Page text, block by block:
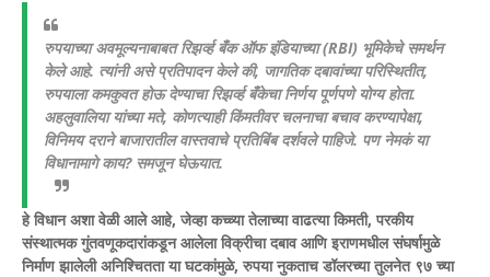
रुपयाच्या अवमूल्यनाबाबत रिझर्व्ह बँक ऑफ इंडियाच्या (RBI) भूमिकेचे समर्थन
केले आहे. त्यांनी असे प्रतिपादन केले की, जागतिक दबावांच्या परिस्थितीत,
रुपयाला कमकुवत होऊ देण्याचा रिझर्व्ह बँकेचा निर्णय पूर्णपणे योग्य होता.
अहलुवालिया यांच्या मते, कोणत्याही किंमतीवर चलनाचा बचाव करण्यापेक्षा,
विनिमय दराने बाजारातील वास्तवाचे प्रतिबिंब दर्शवले पाहिजे. पण नेमकं या
विधानामागे काय? समजून घेऊयात.
हे विधान अशा वेळी आले आहे, जेव्हा कच्च्या तेलाच्या वाढत्या किमती, परकीय
संस्थात्मक गुंतवणूकदारांकडून आलेला विक्रीचा दबाव आणि इराणमधील संघर्षामुळे
निर्माण झालेली अनिश्चितता या घटकांमुळे, रुपया नुकताच डॉलरच्या तुलनेत ९७ च्या